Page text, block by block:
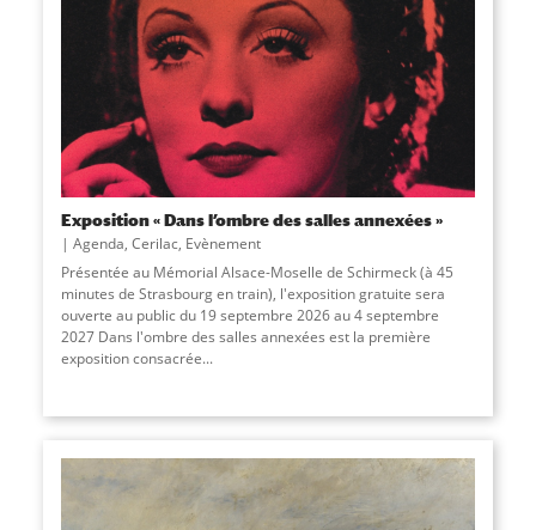
Exposition « Dans l’ombre des salles annexées »
Agenda, Cerilac, Evènement
Présentée au Mémorial Alsace-Moselle de Schirmeck (à 45
minutes de Strasbourg en train), l'exposition gratuite sera
ouverte au public du 19 septembre 2026 au 4 septembre
2027 Dans l'ombre des salles annexées est la première
exposition consacrée...